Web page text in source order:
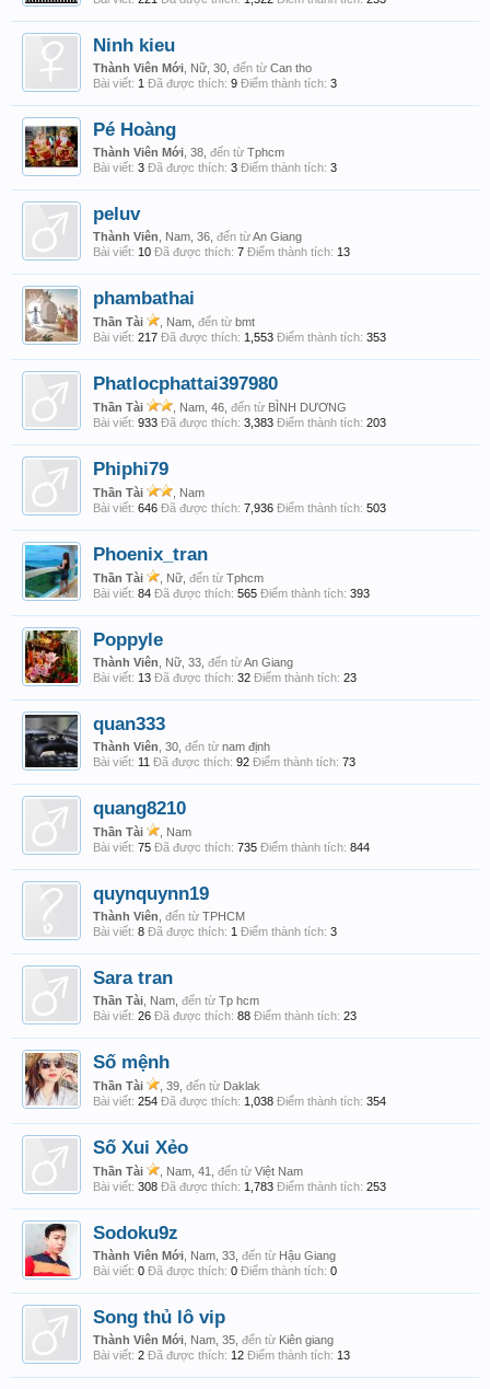
Ninh kieu
Thành Viên Mới , Nữ, 30, đến từ Can tho
Bài viết: 1 Đã được thích: 9 Điểm thành tích: 3
Pé Hoàng
Thành Viên Mới , 38, đến từ Tphcm
Bài viết: 3 Đã được thích: 3 Điểm thành tích: 3
peluv
Thành Viên , Nam, 36, đến từAn Giang
Bài viết: 10 Đã được thích: 7 Điểm thành tích: 13
phambathai
Thần Tài , Nam, đến từ bmt
Bài viết: 217 Đã được thích: 1,553 Điểm thành tích: 353
Phatlocphattai397980
Thần Tài , Nam, 46, đến từ BÌNH DƯƠNG
Bài viết: 933 Đã được thích: 3,383 Điểm thành tích: 203
Phiphi79
Thần Tài
, Nam
Bài viết: 646 Đã được thích: 7,936 Điểm thành tích: 503
Phoenix_tran
Thần Tài , Nữ, đến từ Tphcm
Bài viết: 84 Đã được thích: 565 Điểm thành tích: 393
Poppyle
Thành Viên , Nữ, 33, đến từAn Giang
Bài viết: 13 Đã được thích: 32 Điểm thành tích: 23
quan333
Thành Viên , 30, đến từ nam định
Bài viết: 11 Đã được thích: 92 Điểm thành tích: 73
quang8210
Thần Tài
, Nam
Bài viết: 75 Đã được thích: 735 Điểm thành tích: 844
quynquynn19
Thành Viên đến từ TPHCM
Bài viết: 8 Đã được thích: 1 Điểm thành tích: 3
Sara tran
Thần Tài , Nam, đến từ Tp hcm
Bài viết: 26 Đã được thích: 88 Điểm thành tích: 23
Số mệnh
Thần Tài , 39, đến từ Daklak
Bài viết: 254 Đã được thích: 1,038 Điểm thành tích: 354
Số Xui Xẻo
Thần Tài , Nam, 41, đến từ Việt Nam
Bài viết: 308 Đã được thích: 1,783 Điểm thành tích: 253
Sodoku9z
Thành Viên Mới , Nam, 33, đến từ Hậu Giang
Bài viết: 0 Đã được thích: 0 Điểm thành tích: 0
Song thủ lô vip
Thành Viên Mới , Nam, 35, đến từ Kiên giang
Bài viết: 2 Đã được thích: 12 Điểm thành tích: 13